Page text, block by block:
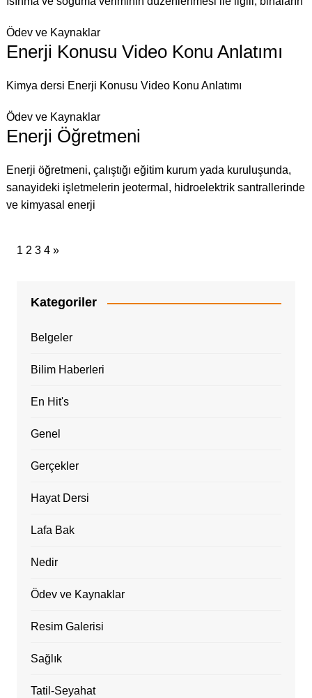
Ödev ve Kaynaklar
Enerji Konusu Video Konu Anlatımı
Kimya dersi Enerji Konusu Video Konu Anlatımı
Ödev ve Kaynaklar
Enerji Öğretmeni
Enerji öğretmeni, çalıştığı eğitim kurum yada kuruluşunda,
sanayideki işletmelerin jeotermal, hidroelektrik santrallerinde
ve kimyasal enerji
1 2 3 4 »
Kategoriler
Belgeler
Bilim Haberleri
En Hit's
Genel
Gerçekler
Hayat Dersi
Lafa Bak
Nedir
Ödev ve Kaynaklar
Resim Galerisi
Sağlık
Tatil-Seyahat